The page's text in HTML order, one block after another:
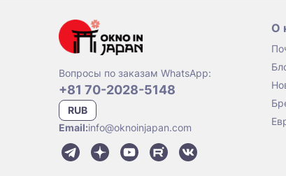
Вопросы по заказам WhatsApp:
+81 70-2028-5148
RUB
Email:info@oknoinjapan.com
О